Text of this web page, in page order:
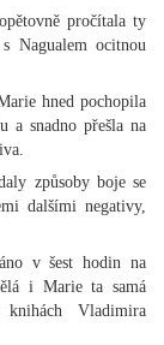
pročítala ty
Nagualem ocitnou
hned pochopila
a snadno přešla na
způsoby boje se
dalšími negativy,
v šest hodin na
i Marie ta samá
Vladimira